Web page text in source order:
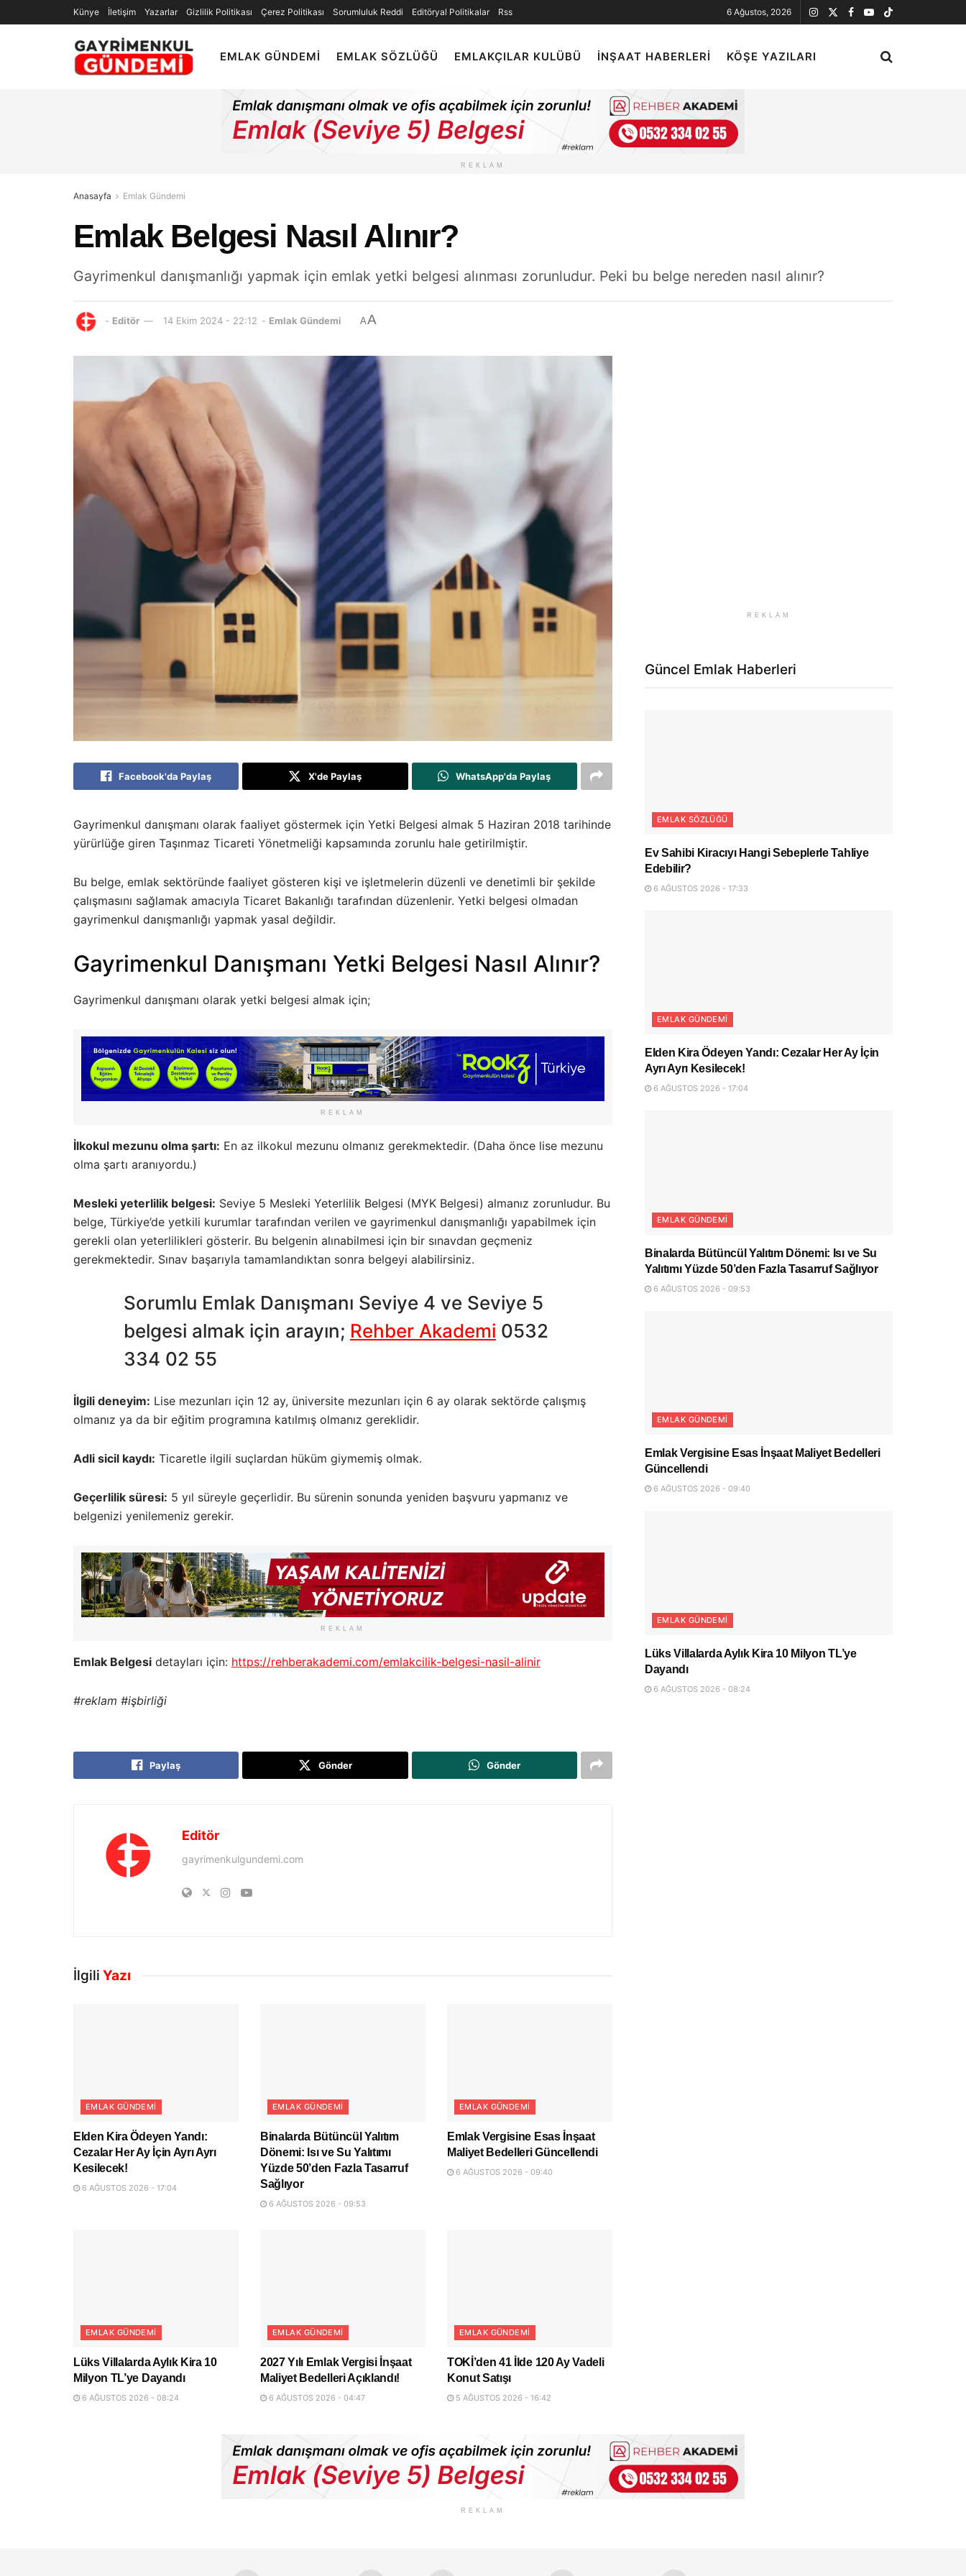
Künye İletişim Yazarlar Gizlilik Politikası Çerez Politikası Sorumluluk Reddi Editöryal Politikalar Rss 6 Ağustos, 2026
EMLAK GÜNDEMI EMLAK SÖZLÜĞÜ EMLAKÇILAR KULÜBÜ İNŞAAT HABERLERI KÖŞE YAZILARI
REKLAM
Anasayfa Emlak Gündemi
Emlak Belgesi Nasıl Alınır?
Gayrimenkul danışmanlığı yapmak için emlak yetki belgesi alınması zorunludur. Peki bu belge nereden nasıl alınır?
- Editör 14 Ekim 2024 - 22:12 - Emlak Gündemi AA
Facebook'da Paylaş X'de Paylaş WhatsApp'da Paylaş
Gayrimenkul danışmanı olarak faaliyet göstermek için Yetki Belgesi almak 5 Haziran 2018 tarihinde
yürürlüğe giren Taşınmaz Ticareti Yönetmeliği kapsamında zorunlu hale getirilmiştir.
Bu belge, emlak sektöründe faaliyet gösteren kişi ve işletmelerin düzenli ve denetimli bir şekilde
çalışmasını sağlamak amacıyla Ticaret Bakanlığı tarafından düzenlenir. Yetki belgesi olmadan
gayrimenkul danışmanlığı yapmak yasal değildir.
Gayrimenkul Danışmanı Yetki Belgesi Nasıl Alınır?
Gayrimenkul danışmanı olarak yetki belgesi almak için;
REKLAM
İlkokul mezunu olma şartı: En az ilkokul mezunu olmanız gerekmektedir. (Daha önce lise mezunu
olma şartı aranıyordu.)
Mesleki yeterlilik belgesi: Seviye 5 Mesleki Yeterlilik Belgesi (MYK Belgesi) almanız zorunludur. Bu
belge, Türkiye’de yetkili kurumlar tarafından verilen ve gayrimenkul danışmanlığı yapabilmek için
gerekli olan yeterlilikleri gösterir. Bu belgenin alınabilmesi için bir sınavdan geçmeniz
gerekmektedir. Sınav başarıyla tamamlandıktan sonra belgeyi alabilirsiniz.
Sorumlu Emlak Danışmanı Seviye 4 ve Seviye 5
belgesi almak için arayın; Rehber Akademi 0532
334 02 55
İlgili deneyim: Lise mezunları için 12 ay, üniversite mezunları için 6 ay olarak sektörde çalışmış
olmanız ya da bir eğitim programına katılmış olmanız gereklidir.
Adli sicil kaydı: Ticaretle ilgili suçlardan hüküm giymemiş olmak.
Geçerlilik süresi: 5 yıl süreyle geçerlidir. Bu sürenin sonunda yeniden başvuru yapmanız ve
belgenizi yenilemeniz gerekir.
REKLAM
Emlak Belgesi detayları için: https://rehberakademi.com/emlakcilik-belgesi-nasil-alinir
#reklam #işbirliği
Paylaş Gönder Gönder
Editör
gayrimenkulgundemi.com
İlgili Yazı
EMLAK GÜNDEMI
Elden Kira Ödeyen Yandı:
Cezalar Her Ay İçin Ayrı Ayrı
Kesilecek!
6 AĞUSTOS 2026 - 17:04
EMLAK GÜNDEMI
Binalarda Bütüncül Yalıtım
Dönemi: Isı ve Su Yalıtımı
Yüzde 50’den Fazla Tasarruf
Sağlıyor
6 AĞUSTOS 2026 - 09:53
EMLAK GÜNDEMI
Emlak Vergisine Esas İnşaat
Maliyet Bedelleri Güncellendi
6 AĞUSTOS 2026 - 09:40
EMLAK GÜNDEMI
Lüks Villalarda Aylık Kira 10
Milyon TL’ye Dayandı
6 AĞUSTOS 2026 - 08:24
EMLAK GÜNDEMI
2027 Yılı Emlak Vergisi İnşaat
Maliyet Bedelleri Açıklandı!
6 AĞUSTOS 2026 - 04:47
EMLAK GÜNDEMI
TOKİ’den 41 İlde 120 Ay Vadeli
Konut Satışı
5 AĞUSTOS 2026 - 16:42
REKLAM
Güncel Emlak Haberleri
EMLAK SÖZLÜĞÜ
Ev Sahibi Kiracıyı Hangi Sebeplerle Tahliye
Edebilir?
6 AĞUSTOS 2026 - 17:33
EMLAK GÜNDEMI
Elden Kira Ödeyen Yandı: Cezalar Her Ay İçin
Ayrı Ayrı Kesilecek!
6 AĞUSTOS 2026 - 17:04
EMLAK GÜNDEMI
Binalarda Bütüncül Yalıtım Dönemi: Isı ve Su
Yalıtımı Yüzde 50’den Fazla Tasarruf Sağlıyor
6 AĞUSTOS 2026 - 09:53
EMLAK GÜNDEMI
Emlak Vergisine Esas İnşaat Maliyet Bedelleri
Güncellendi
6 AĞUSTOS 2026 - 09:40
EMLAK GÜNDEMI
Lüks Villalarda Aylık Kira 10 Milyon TL’ye
Dayandı
6 AĞUSTOS 2026 - 08:24
REKLAM